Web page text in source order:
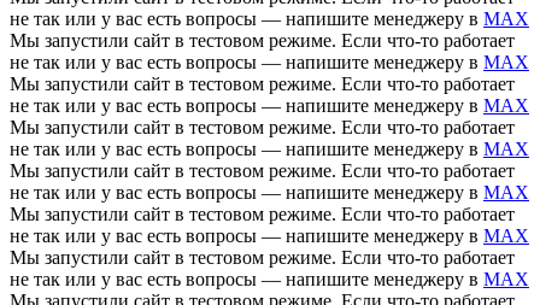
не так или у вас есть вопросы — напишите менеджеру в MAX
Мы запустили сайт в тестовом режиме. Если что-то работает
не так или у вас есть вопросы — напишите менеджеру в MAX
Мы запустили сайт в тестовом режиме. Если что-то работает
не так или у вас есть вопросы — напишите менеджеру в MAX
Мы запустили сайт в тестовом режиме. Если что-то работает
не так или у вас есть вопросы — напишите менеджеру в MAX
Мы запустили сайт в тестовом режиме. Если что-то работает
не так или у вас есть вопросы — напишите менеджеру в MAX
Мы запустили сайт в тестовом режиме. Если что-то работает
не так или у вас есть вопросы — напишите менеджеру в MAX
Мы запустили сайт в тестовом режиме. Если что-то работает
не так или у вас есть вопросы — напишите менеджеру в MAX
Мы запустили сайт в тестовом режиме. Если что-то работает